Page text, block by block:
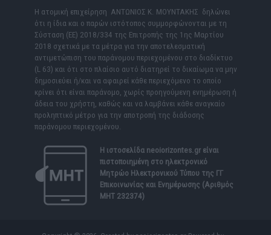
Η ατομική επιχείρηση ΑΝΤΩΝΙΟΣ Κ. ΜΟΥΝΤΑΚΗΣ δηλώνει
ότι η ίδια και ο παρών ιστότοπος συμμορφώνονται με τη
Σύσταση (ΕΕ) 2018/334 της Επιτροπής της 1ης Μαρτίου
2018 σχετικά με τα μέτρα για την αποτελεσματική
αντιμετώπιση του παράνομου περιεχομένου στο διαδίκτυο
(L 63) και ότι στο πλαίσιο αυτό διατηρεί το δικαίωμα να μην
δημοσιεύει ή/και να αφαιρεί κάθε περιεχόμενο το οποίο
κρίνει ότι είναι παράνομο, χωρίς προηγούμενη ενημέρωση ή
άδεια του χρήστη, καθώς και να λαμβάνει κάθε αναγκαίο
προληπτικό μέτρο για την αποτροπή της διάδοσης
παράνομου περιεχομένου.
Η ιστοσελίδα neoiorizontes.grείναι
πιστοποιημένη στο ηλεκτρονικό
Μητρώο Ηλεκτρονικού Τύπου της ΓΓ
Επικοινωνίας και Ενημέρωσης (Αριθμός
ΜΗΤ 232374)